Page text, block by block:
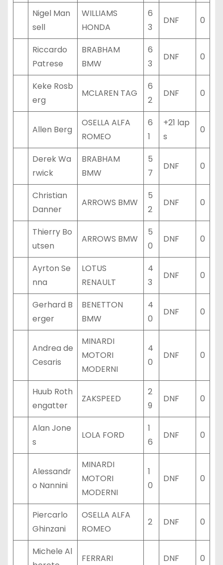
Nigel Man
sell
WILLIAMS
HONDA
6
3
DNF 0
Riccardo
Patrese
BRABHAM
BMW
6
3
DNF 0
Keke Rosb
erg
MCLAREN TAG
6
2
DNF 0
Allen Berg
OSELLA ALFA
ROMEO
6
1
+21 lap
s
0
Derek Wa
rwick
BRABHAM
BMW
5
7
DNF 0
Christian
Danner
ARROWS BMW
5
2
DNF 0
Thierry Bo
utsen
ARROWS BMW
5
0
DNF 0
Ayrton Se
nna
LOTUS
RENAULT
4
3
DNF 0
Gerhard B
erger
BENETTON
BMW
4
0
DNF 0
Andrea de
Cesaris
MINARDI
MOTORI
MODERNI
4
0
DNF 0
Huub Roth
engatter
ZAKSPEED
2
9
DNF 0
Alan Jone
s
LOLA FORD
1
6
DNF 0
Alessandr
o Nannini
MINARDI
MOTORI
MODERNI
1
0
DNF 0
Piercarlo
Ghinzani
OSELLA ALFA
ROMEO
2 DNF 0
Michele Al
FERRARI DNF 0